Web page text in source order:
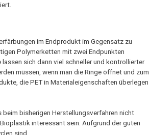
im Endprodukt im Gegensatz zu
Polymerketten mit zwei Endpunkten
lassen sich dann viel schneller und kontrollierter
müssen, wenn man die Ringe öffnet und zum
die PET in Materialeigenschaften überlegen
bisherigen Herstellungsverfahren nicht
interessant sein. Aufgrund der guten
sind.